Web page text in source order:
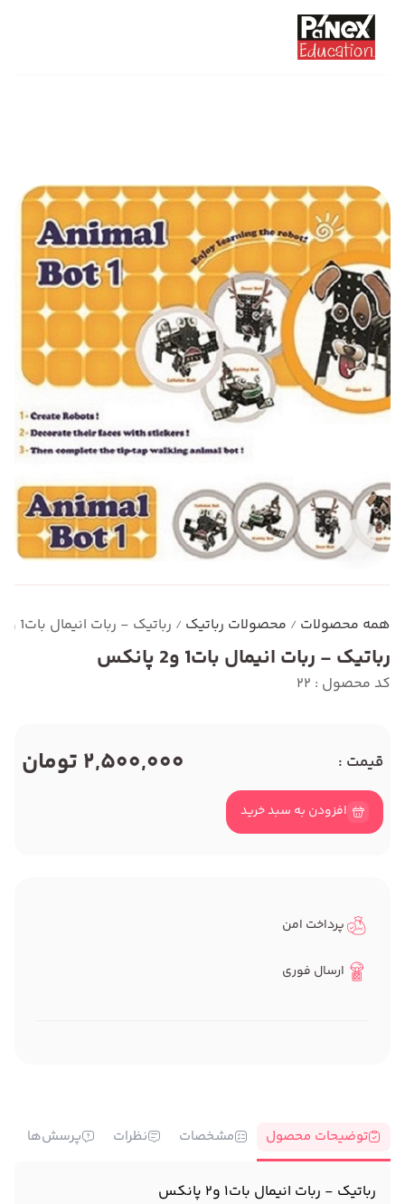
همه محصولات / محصولات رباتیک / رباتیک - ربات انیمال بات1 و2 پانکس
رباتیک - ربات انیمال بات1 و2 پانکس
کد محصول : 22
قیمت : 2,500,000 تومان
افزودن به سبد خرید
پرداخت امن
ارسال فوری
توضیحات محصول مشخصات نظرات پرسش‌ها
رباتیک - ربات انیمال بات1 و2 پانکس